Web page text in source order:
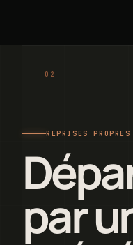
REPRISES PROPRES
par